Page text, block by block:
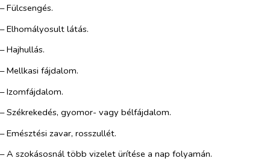
– Fülcsengés.
– Elhomályosult látás.
– Hajhullás.
– Mellkasi fájdalom.
– Izomfájdalom.
– Székrekedés, gyomor- vagy bélfájdalom.
– Emésztési zavar, rosszullét.
– A szokásosnál több vizelet ürítése a nap folyamán.